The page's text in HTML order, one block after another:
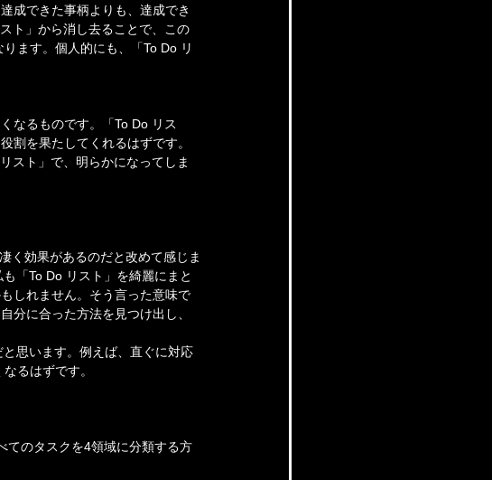
成できた事柄よりも、達成でき
ト」から消し去ることで、この
ます。個人的にも、「To Do リ
なるものです。「To Do リス
割を果たしてくれるはずです。
スト」で、明らかになってしま
く効果があるのだと改めて感じま
「To Do リスト」を綺麗にまと
しれません。そう言った意味で
分に合った方法を見つけ出し、
思います。例えば、直ぐに対応
るはずです。
てのタスクを4領域に分類する方